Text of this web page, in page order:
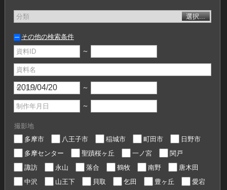
分類 選択...
その他の検索条件
資料ID
～
資料名
年月日 ～
制作年月日 ～
撮影地
多摩市
八王子市 稲城市 町田市
日野市
多摩センター
聖蹟桜ヶ丘 一ノ宮
関戸
諏訪
永山 落合 鶴牧 南野
唐木田
中沢
山王下 貝取 乞田 豊ヶ丘
愛宕